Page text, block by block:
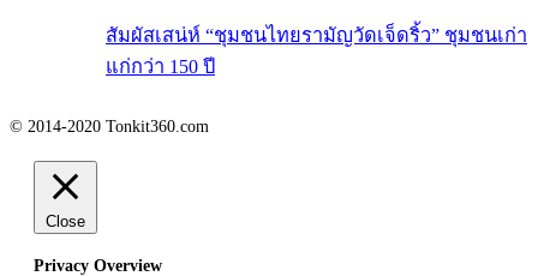
สัมผัสเสน่ห์ “ชุมชนไทยรามัญวัดเจ็ดริ้ว” ชุมชนเก่า
แก่กว่า 150 ปี
© 2014-2020 Tonkit360.com
Close
Privacy Overview